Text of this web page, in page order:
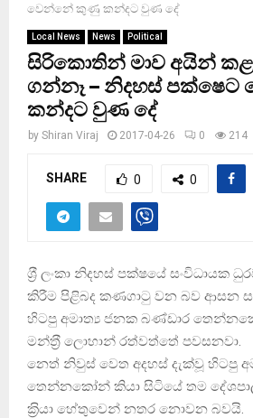
වෙන්නේ කුණු කන්දට වුණ දේ
Local News News Political
සිරිකොතින් මාව අයින්
ගන්නෑ – නිදහස්
කන්දට වුණ දේ
by Shiran Viraj 2017-04-26 0 214
SHARE 0 0
ශ‍්‍රී ලංකා නිදහස් පක්ෂයේ සංවිධායක
කිරීම පිළිබද කණගාටු වන බව ආසන
හිටපු අමාත්‍ය ජනක බණ්ඩාර
මන්ත‍්‍රී ලොහාන් රත්වත්තේ පවසනවා.
නෙත් නිවුස් වෙත අදහස් දැක්වූ හිටපු
තෙන්නකෝන් කියා සිටියේ තම
ක‍්‍රියා හේතුවෙන් නතර නොවන බවයි.